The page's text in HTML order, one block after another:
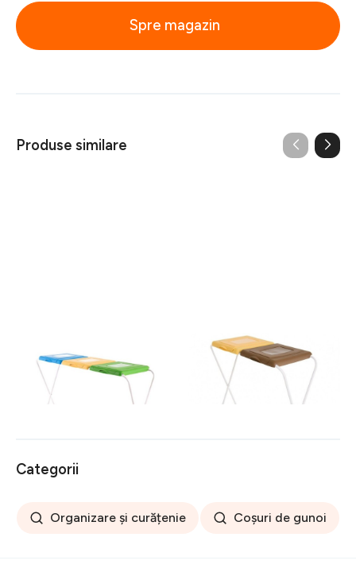
Spre magazin
Produse similare
Suport pentru saci menajeri
pentru colectare selectiva
120 L, Jotta, 3
compartimente verde-
149 lei
Suport pentru saci menajeri
pentru colectare selectiva
120 L, Jotta, 2
compartimente galben-
Categorii
Organizare și curățenie Coșuri de gunoi